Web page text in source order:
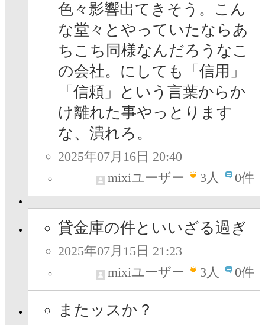
色々影響出てきそう。こん
な堂々とやっていたならあ
ちこち同様なんだろうなこ
の会社。にしても「信用」
「信頼」という言葉からか
け離れた事やっとります
な、潰れろ。
2025年07月16日 20:40
mixiユーザー
3人 0件
貸金庫の件といいざる過ぎ
2025年07月15日 21:23
mixiユーザー
3人 0件
またッスか？